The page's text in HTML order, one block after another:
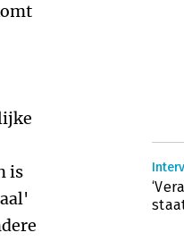
is